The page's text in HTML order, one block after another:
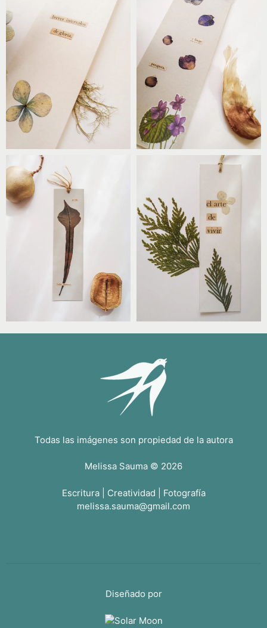
Todas las imágenes son propiedad de la autora
Melissa Sauma © 2026
Escritura | Creatividad | Fotografía
melissa.sauma@gmail.com
Diseñado por